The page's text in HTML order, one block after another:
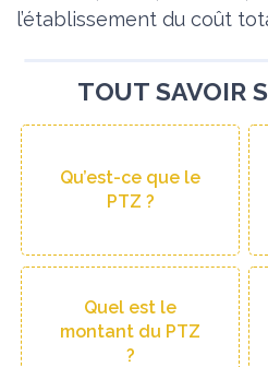
l’établissement du coût
TOUT SAVOIR
Qu’est-ce que le
PTZ ?
Quel est le
montant du PTZ
?